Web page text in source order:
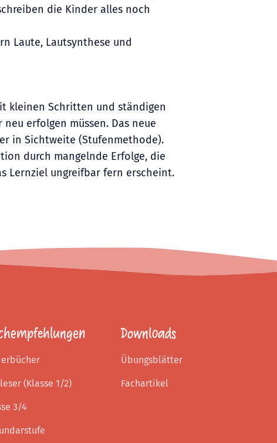
die Kinder alles noch
Laute, Lautsynthese und
kleinen Schritten und ständigen
erfolgen müssen. Das neue
in Sichtweite (Stufenmethode).
durch mangelnde Erfolge, die
Lernziel ungreifbar fern erscheint.
(Klasse 1/2)
3/4
Downloads
Übungsblätter
Fachartikel